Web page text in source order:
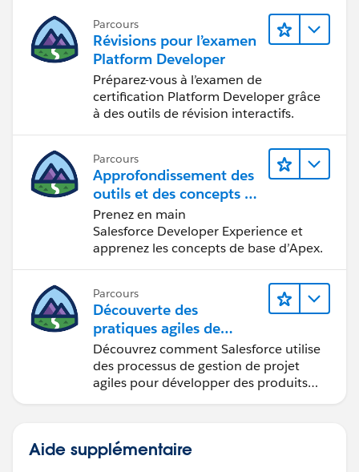
        Test.stopTest();
    }
Parcours
Révisions pour l’examen
Platform Developer
Préparez-vous à l’examen de
certification Platform Developer grâce
à des outils de révision interactifs.
Parcours
Approfondissement des
outils et des concepts de
développement
Salesforce
Prenez en main
Salesforce Developer Experience et
apprenez les concepts de base d’Apex.
Parcours
Découverte des
pratiques agiles de
Salesforce
Découvrez comment Salesforce utilise
des processus de gestion de projet
agiles pour développer des produits
Aide supplémentaire